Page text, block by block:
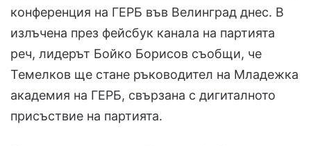
конференция на ГЕРБ във Велинград днес. В
излъчена през фейсбук канала на партията
реч, лидерът Бойко Борисов съобщи, че
Темелков ще стане ръководител на Младежка
академия на ГЕРБ, свързана с дигиталното
присъствие на партията.